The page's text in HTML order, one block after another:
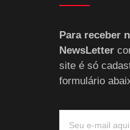
Para receber
NewsLetter
site é só
formulário